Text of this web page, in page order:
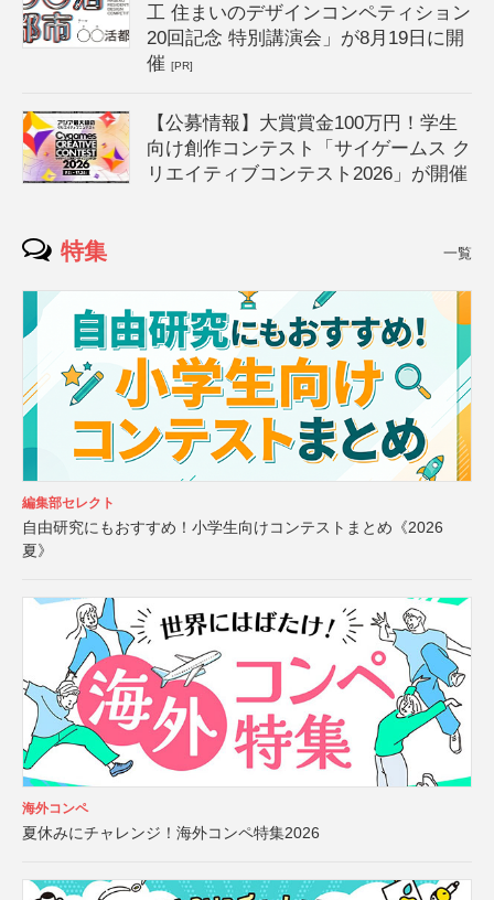
工 住まいのデザインコンペティション
20回記念 特別講演会」が8月19日に開
催[PR]
【公募情報】大賞賞金100万円！学生
向け創作コンテスト「サイゲームス ク
リエイティブコンテスト2026」が開催
特集 一覧
編集部セレクト
自由研究にもおすすめ！小学生向けコンテストまとめ《2026
夏》
海外コンペ
夏休みにチャレンジ！海外コンペ特集2026